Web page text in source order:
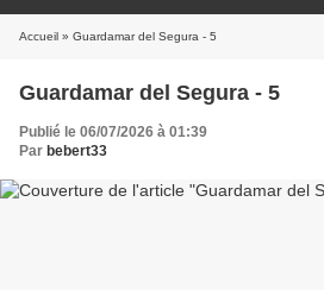
Accueil » Guardamar del Segura - 5
Guardamar del Segura - 5
Publié le 06/07/2026 à 01:39
Par bebert33